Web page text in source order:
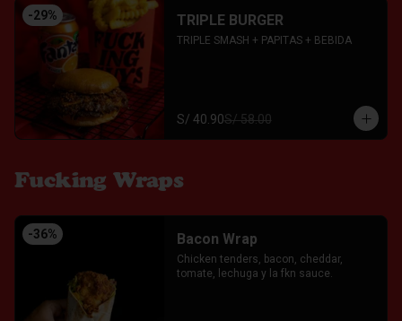
-29% TRIPLE BURGER
TRIPLE SMASH + PAPITAS + BEBIDA
S/ 40.90S/ 58.00
Fucking Wraps
-36% Bacon Wrap
Chicken tenders, bacon, cheddar,
tomate, lechuga y la fkn sauce.